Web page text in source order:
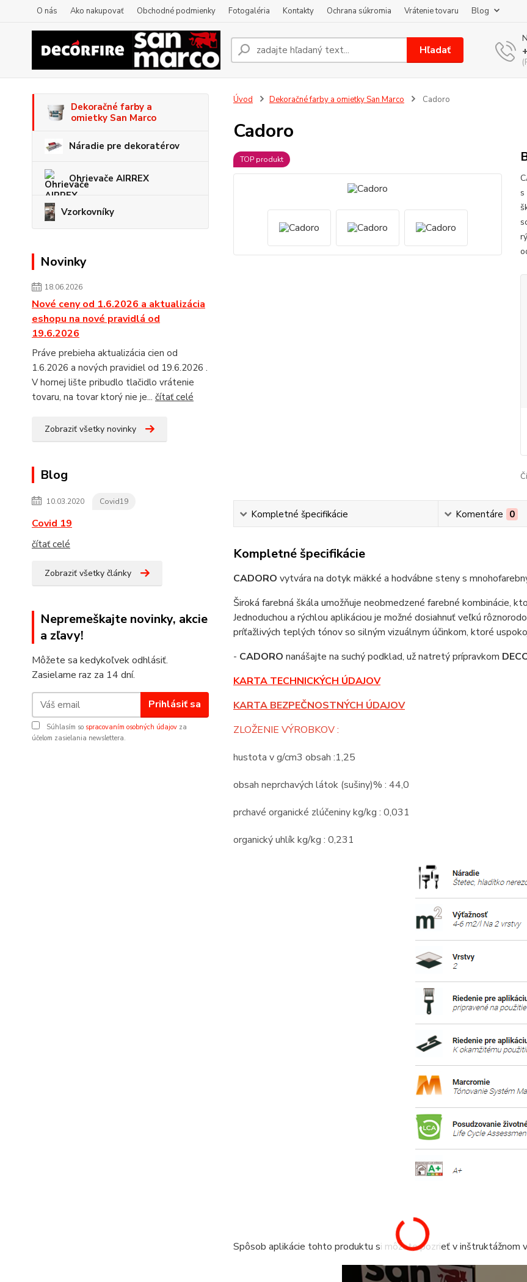
O nás Ako nakupovať Obchodné podmienky Fotogaléria Kontakty Ochrana súkromia Vrátenie tovaru Blog
Hľadať
Dekoračné farby a
omietky San Marco
Náradie pre dekoratérov
Ohrievače AIRREX
Vzorkovníky
Novinky
18.06.2026
Nové ceny od 1.6.2026 a aktualizácia
eshopu na nové pravidlá od
19.6.2026
Práve prebieha aktualizácia cien od
1.6.2026 a nových pravidiel od 19.6.2026 .
V hornej lište pribudlo tlačidlo vrátenie
tovaru, na tovar ktorý nie je... čítať celé
Zobraziť všetky novinky
Blog
10.03.2020 Covid19
Covid 19
čítať celé
Zobraziť všetky články
Nepremeškajte novinky, akcie
a zľavy!
Môžete sa kedykoľvek odhlásiť.
Zasielame raz za 14 dní.
Prihlásiť sa
Súhlasím so spracovaním osobných údajov za
účelom zasielania newslettera.
Úvod Dekoračné farby a omietky San Marco Cadoro
Cadoro
TOP produkt
Kompletné špecifikácie Komentáre 0
Kompletné špecifikácie
CADORO vytvára na dotyk mäkké a hodvábne steny s
Široká farebná škála umožňuje neobmedzené farebné kombinácie,
Jednoduchou a rýchlou aplikáciou je možné dosiahnuť veľkú
príťažlivých teplých tónov so silným vizuálnym účinkom, ktoré
- CADORO nanášajte na suchý podklad, už natretý prípravkom
KARTA TECHNICKÝCH ÚDAJOV
KARTA BEZPEČNOSTNÝCH ÚDAJOV
ZLOŽENIE VÝROBKOV :
hustota v g/cm3 obsah :1,25
obsah neprchavých látok (sušiny)% : 44,0
prchavé organické zlúčeniny kg/kg : 0,031
organický uhlík kg/kg : 0,231
Spôsob aplikácie tohto produktu si môžete pozrieť v inštruktážnom